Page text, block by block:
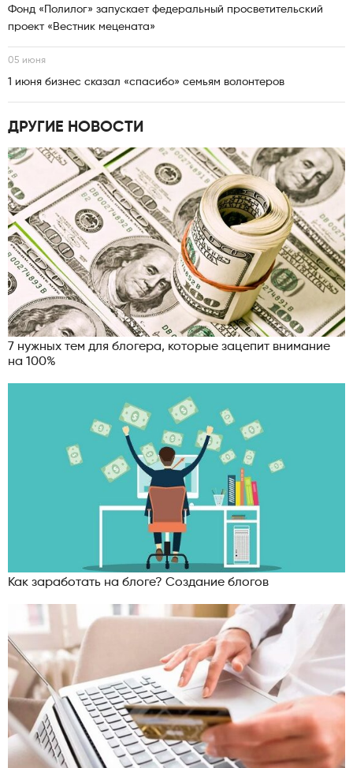
Фонд «Полилог» запускает федеральный просветительский
проект «Вестник мецената»
05 июня
1 июня бизнес сказал «спасибо» семьям волонтеров
ДРУГИЕ НОВОСТИ
7 нужных тем для блогера, которые зацепит внимание
на 100%
Как заработать на блоге? Создание блогов